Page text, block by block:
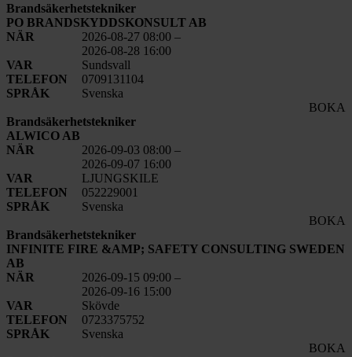
Brandsäkerhetstekniker
PO BRANDSKYDDSKONSULT AB
NÄR
2026-08-27 08:00 –
2026-08-28 16:00
VAR
Sundsvall
TELEFON
0709131104
SPRÅK
Svenska
BOKA
Brandsäkerhetstekniker
ALWICO AB
NÄR
2026-09-03 08:00 –
2026-09-07 16:00
VAR
LJUNGSKILE
TELEFON
052229001
SPRÅK
Svenska
BOKA
Brandsäkerhetstekniker
INFINITE FIRE &AMP; SAFETY CONSULTING SWEDEN
AB
NÄR
2026-09-15 09:00 –
2026-09-16 15:00
VAR
Skövde
TELEFON
0723375752
SPRÅK
Svenska
BOKA